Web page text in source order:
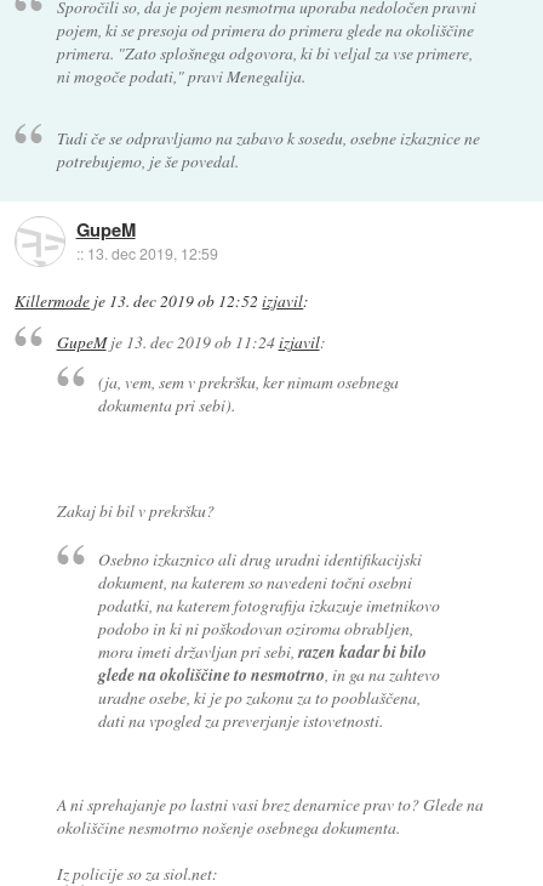
Sporočili so, da je pojem nesmotrna uporaba nedoločen pravni
pojem, ki se presoja od primera do primera glede na okoliščine
primera. "Zato splošnega odgovora, ki bi veljal za vse primere,
ni mogoče podati," pravi Menegalija.
Tudi če se odpravljamo na zabavo k sosedu, osebne izkaznice ne
potrebujemo, je še povedal.
GupeM
:: 13. dec 2019, 12:59
Killermode je 13. dec 2019 ob 12:52 izjavil:
GupeMje 13. dec 2019 ob 11:24izjavil:
(ja, vem, sem v prekršku, ker nimam osebnega
dokumenta pri sebi).
Zakaj bi bil v prekršku?
Osebno izkaznico ali drug uradni identifikacijski
dokument, na katerem so navedeni točni osebni
podatki, na katerem fotografija izkazuje imetnikovo
podobo in ki ni poškodovan oziroma obrabljen,
mora imeti državljan pri sebi,razen kadar bi bilo
glede na okoliščine to nesmotrno, in ga na zahtevo
uradne osebe, ki je po zakonu za to pooblaščena,
dati na vpogled za preverjanje istovetnosti.
A ni sprehajanje po lastni vasi brez denarnice prav to? Glede na
okoliščine nesmotrno nošenje osebnega dokumenta.
Iz policije so za siol.net: